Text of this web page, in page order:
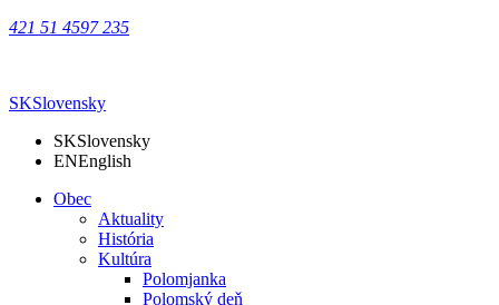
421 51 4597 235
SKSlovensky
SKSlovensky
ENEnglish
Obec
Aktuality
História
Kultúra
Polomjanka
Polomský deň